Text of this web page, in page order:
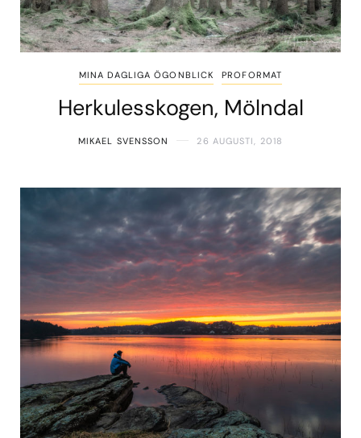
MINA DAGLIGA ÖGONBLICK PROFORMAT
Herkulesskogen, Mölndal
MIKAEL SVENSSON 26 AUGUSTI, 2018